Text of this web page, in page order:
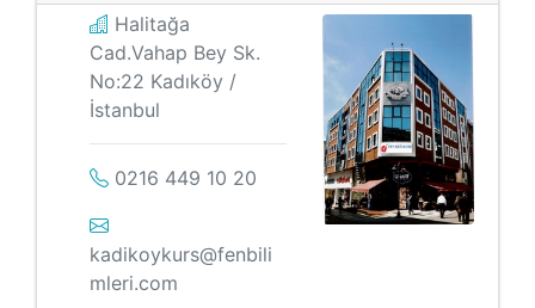
Halitağa
Cad.Vahap Bey Sk.
No:22 Kadıköy /
İstanbul
0216 449 10 20
kadikoykurs@fenbili
mleri.com